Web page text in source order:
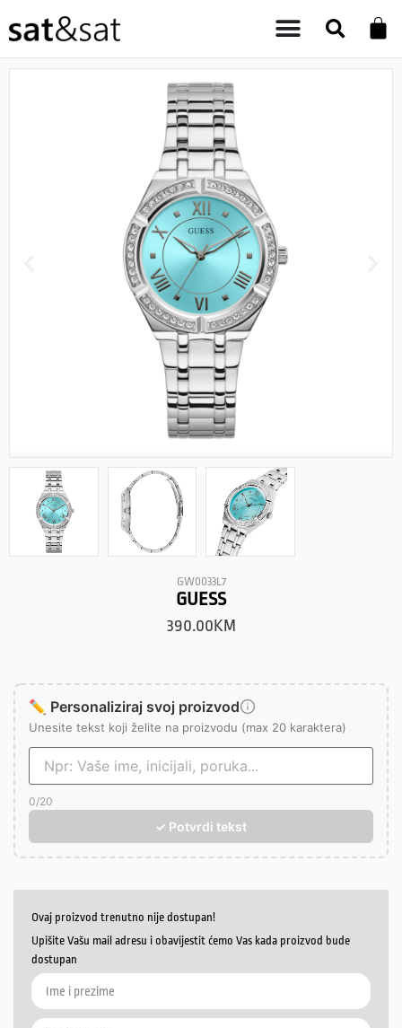
GW0033L7
GUESS
390.00KM
✏️ Personaliziraj svoj proizvod
Unesite tekst koji želite na proizvodu (max 20 karaktera)
0/20
✓ Potvrdi tekst
Ovaj proizvod trenutno nije dostupan!
Upišite Vašu mail adresu i obavijestit ćemo Vas kada proizvod bude
dostupan